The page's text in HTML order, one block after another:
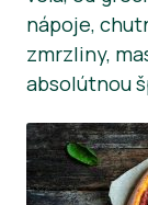
nápoje,
zmrzliny,
absolútnou